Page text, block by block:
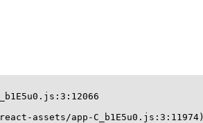
assets/app-C_b1E5u0.js:3:11974)